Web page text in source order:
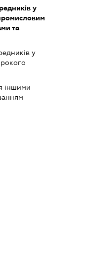
у
та
у
іншими